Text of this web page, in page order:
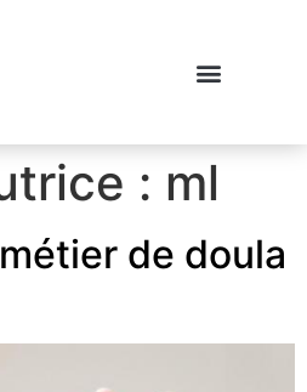
: ml
de doula